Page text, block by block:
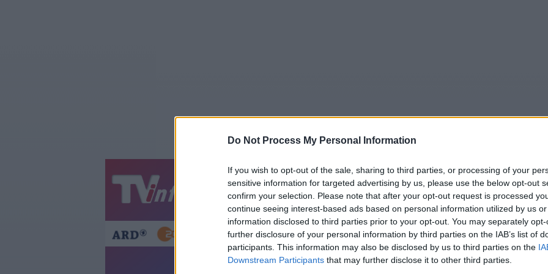
Do Not Process My Personal Information
If you wish to opt-out of the sale, sharing to third parties, or processing of your
sensitive information for targeted advertising by us, please use the below opt-out
confirm your selection. Please note that after your opt-out request is processed
continue seeing interest-based ads based on personal information utilized by us
information disclosed to third parties prior to your opt-out. You may separately
further disclosure of your personal information by third parties on the IAB’s list of
participants. This information may also be disclosed by us to third parties on the
Downstream Participants that may further disclose it to other third parties.
Jetzt 20:15 Tipps Sender Merkzettel TV-Agent Fußball
Gestern Heute Sa So Mo Di Mi Do
How I Met Your Mother - Nur nichts überstürzen(Zip, Zip, Zip) - Serie /